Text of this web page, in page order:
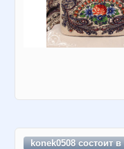
konek0508 состоит в